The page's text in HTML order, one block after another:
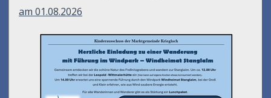
am 01.08.2026